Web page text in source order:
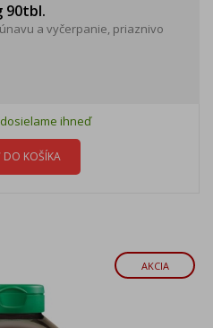
90tbl.
a vyčerpanie, priaznivo
ihneď
DO KOŠÍKA
AKCIA